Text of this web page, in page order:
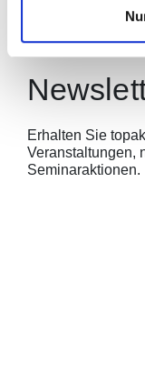
office@hr-
Erhalten Sie
Veranstaltungen,
Seminaraktionen.